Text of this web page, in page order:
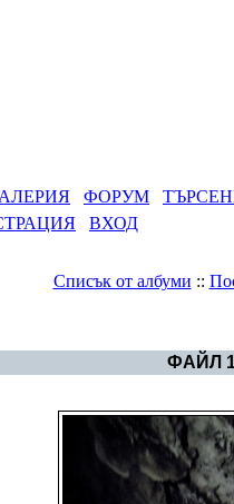
ФОРУМ
ВХОД
Списък от албуми ::
ФАЙЛ